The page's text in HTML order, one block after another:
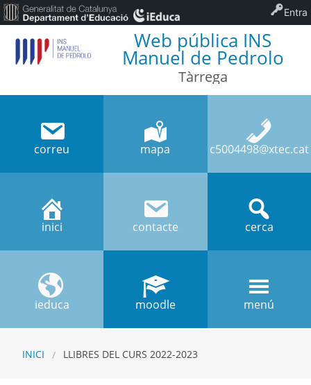
Web pública INS
Manuel de Pedrolo
Tàrrega
correu mapa c5004498@xtec.cat
inici contacte cerca
ieduca moodle menú
INICI LLIBRES DEL CURS 2022-2023
Entra